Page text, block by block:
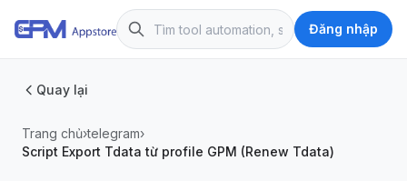
Đăng nhập
Quay lại
Trang chủ›telegram›
Script Export Tdata từ profile GPM (Renew Tdata)